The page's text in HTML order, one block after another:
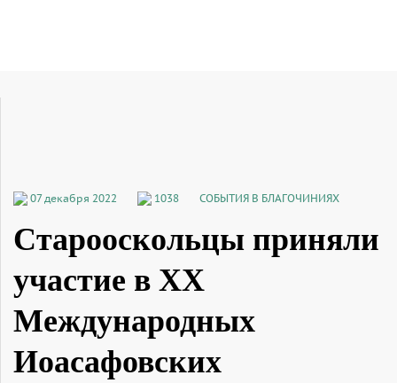
07 декабря 2022 1038 СОБЫТИЯ В БЛАГОЧИНИЯХ
Старооскольцы приняли
участие в XX
Международных
Иоасафовских